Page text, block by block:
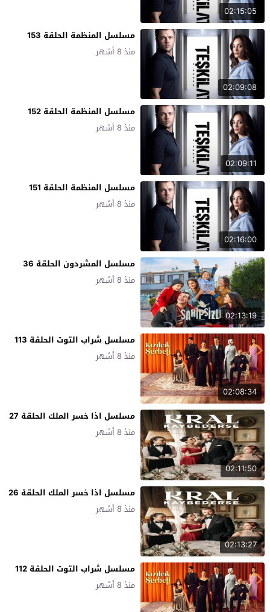
02:15:05
02:09:08
مسلسل المنظمة الحلقة 153
منذ 8 أشهر
02:09:11
مسلسل المنظمة الحلقة 152
منذ 8 أشهر
02:16:00
مسلسل المنظمة الحلقة 151
منذ 8 أشهر
02:13:19
مسلسل المشردون الحلقة 36
منذ 8 أشهر
02:08:34
مسلسل شراب التوت الحلقة 113
منذ 8 أشهر
02:11:50
مسلسل اذا خسر الملك الحلقة 27
منذ 8 أشهر
02:13:27
مسلسل اذا خسر الملك الحلقة 26
منذ 8 أشهر
مسلسل شراب التوت الحلقة 112
منذ 8 أشهر